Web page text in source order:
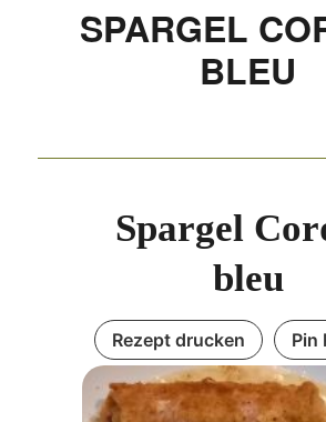
SPARGEL
BLEU
Spargel
bleu
Rezept drucken Pin